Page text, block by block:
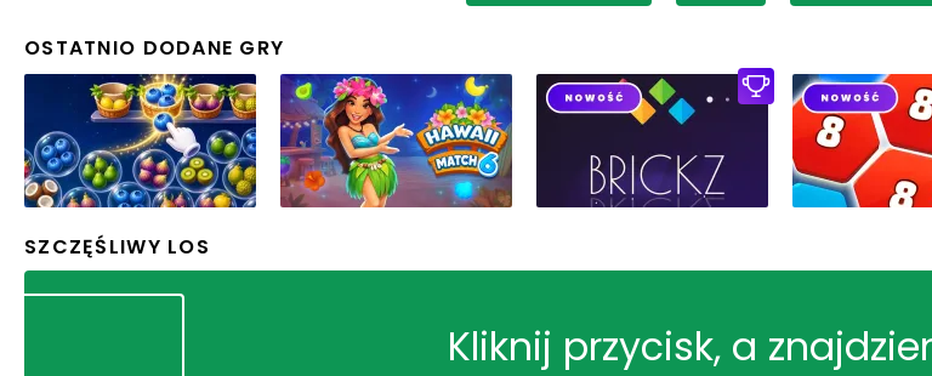
OSTATNIO DODANE GRY
SZCZĘŚLIWY LOS
Kliknij przycisk, a